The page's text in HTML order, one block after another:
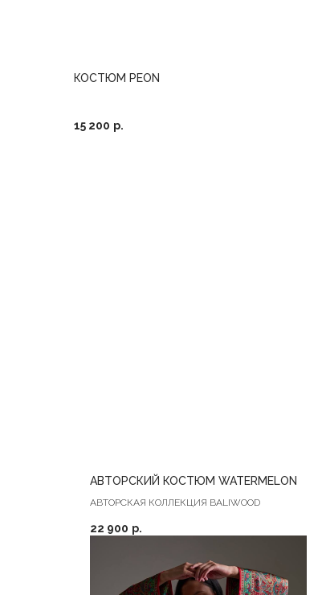
КОСТЮМ PEON
15 200 р.
АВТОРСКИЙ КОСТЮМ WATERMELON
АВТОРСКАЯ КОЛЛЕКЦИЯ BALIWOOD
22 900 р.